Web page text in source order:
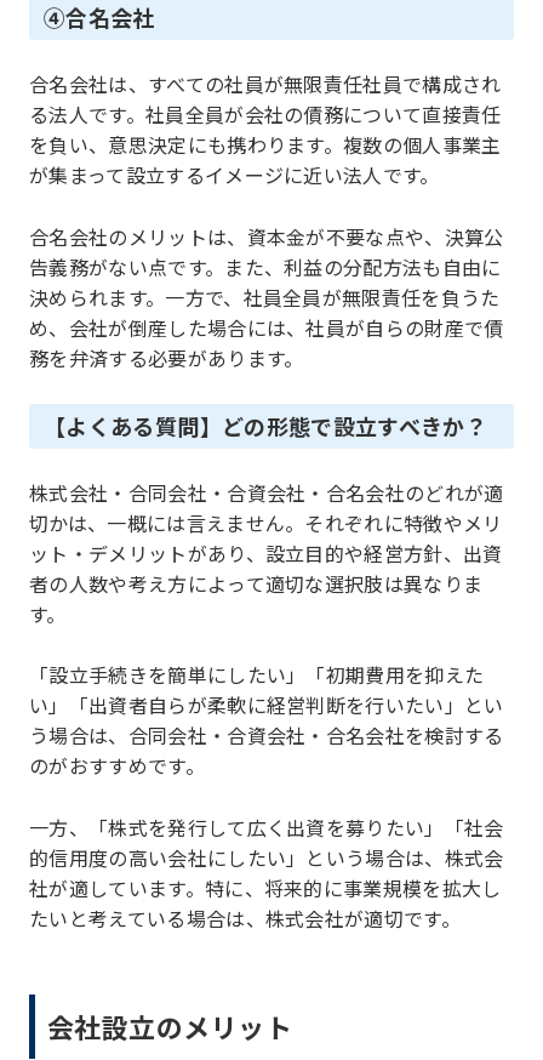
④合名会社
合名会社は、すべての社員が無限責任社員で構成され
る法人です。社員全員が会社の債務について直接責任
を負い、意思決定にも携わります。複数の個人事業主
が集まって設立するイメージに近い法人です。
合名会社のメリットは、資本金が不要な点や、決算公
告義務がない点です。また、利益の分配方法も自由に
決められます。一方で、社員全員が無限責任を負うた
め、会社が倒産した場合には、社員が自らの財産で債
務を弁済する必要があります。
【よくある質問】どの形態で設立すべきか？
株式会社・合同会社・合資会社・合名会社のどれが適
切かは、一概には言えません。それぞれに特徴やメリ
ット・デメリットがあり、設立目的や経営方針、出資
者の人数や考え方によって適切な選択肢は異なりま
す。
「設立手続きを簡単にしたい」「初期費用を抑えた
い」「出資者自らが柔軟に経営判断を行いたい」とい
う場合は、合同会社・合資会社・合名会社を検討する
のがおすすめです。
一方、「株式を発行して広く出資を募りたい」「社会
的信用度の高い会社にしたい」という場合は、株式会
社が適しています。特に、将来的に事業規模を拡大し
たいと考えている場合は、株式会社が適切です。
会社設立のメリット